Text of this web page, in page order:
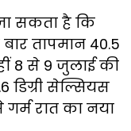
सकता है कि
तापमान 40.5
8 से 9 जुलाई की
डिग्री सेल्सियस
रात का नया